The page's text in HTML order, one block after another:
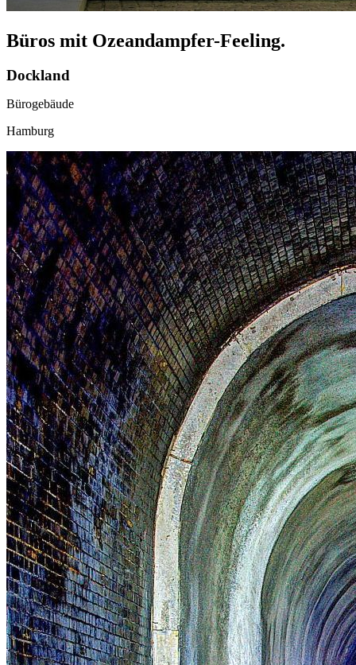
Büros mit Ozeandampfer-Feeling.
Dockland
Bürogebäude
Hamburg